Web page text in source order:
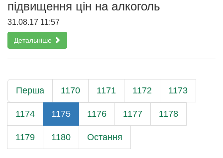
підвищення цін на алкоголь
31.08.17 11:57
Детальніше
Перша 1170 1171 1172 1173
1174 1175 1176 1177 1178
1179 1180 Остання